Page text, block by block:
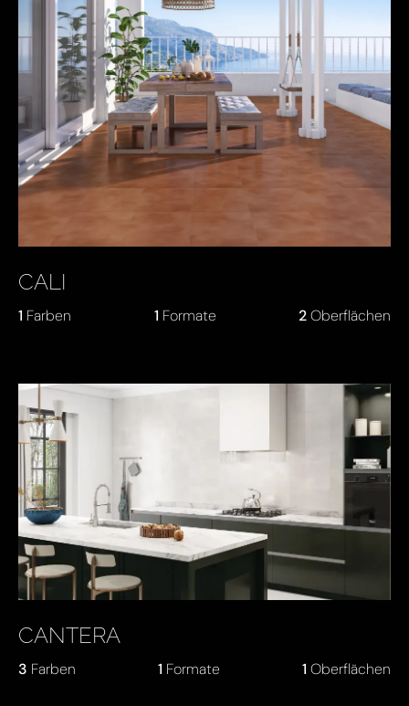
CALI
1 Farben 1 Formate 2Oberflächen
CANTERA
3 Farben 1 Formate 1 Oberflächen